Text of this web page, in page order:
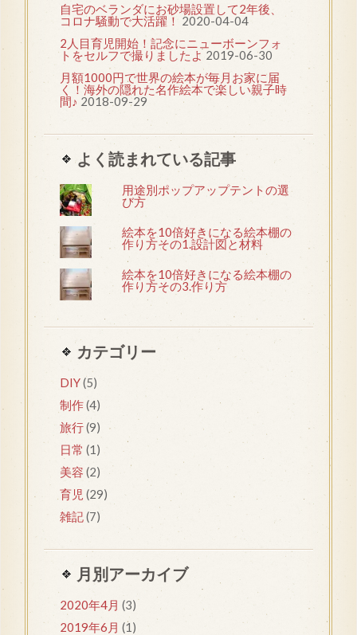
自宅のベランダにお砂場設置して2年後、
コロナ騒動で大活躍！ 2020-04-04
2人目育児開始！記念にニューボーンフォ
トをセルフで撮りましたよ 2019-06-30
月額1000円で世界の絵本が毎月お家に届
く！海外の隠れた名作絵本で楽しい親子時
間♪ 2018-09-29
よく読まれている記事
用途別ポップアップテントの選
び方
絵本を10倍好きになる絵本棚の
作り方その1.設計図と材料
絵本を10倍好きになる絵本棚の
作り方その3.作り方
カテゴリー
DIY(5)
制作(4)
旅行(9)
日常 (1)
美容 (2)
育児 (29)
雑記(7)
月別アーカイブ
2020年4月 (3)
2019年6月 (1)